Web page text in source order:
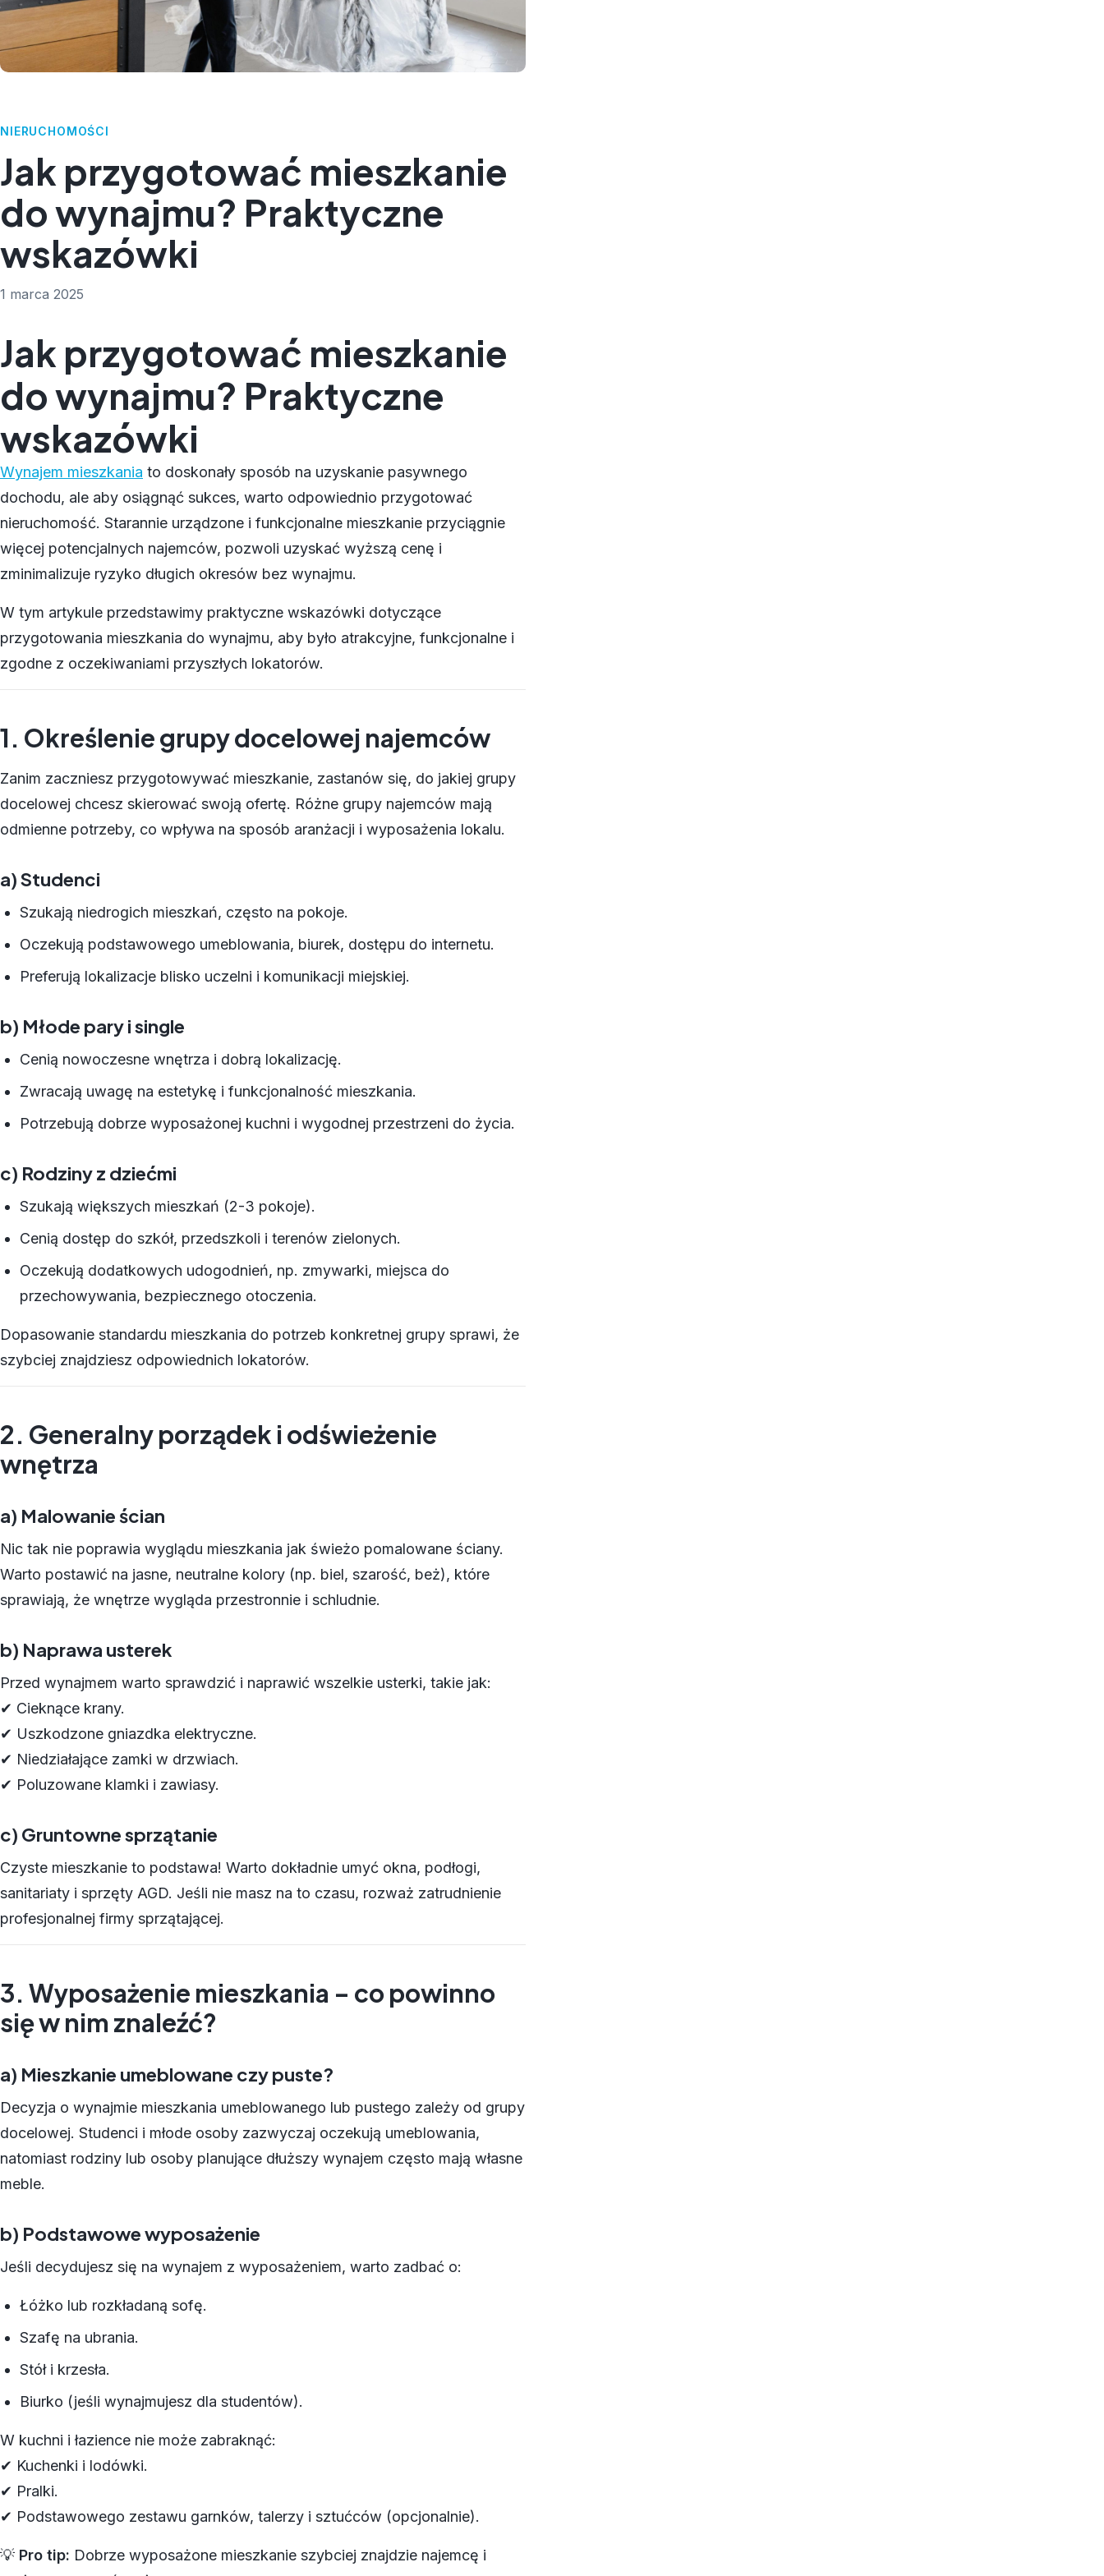
NIERUCHOMOŚCI
Jak przygotować mieszkanie
do wynajmu? Praktyczne
wskazówki
1 marca 2025
Jak przygotować mieszkanie
do wynajmu? Praktyczne
wskazówki
Wynajem mieszkania to doskonały sposób na uzyskanie pasywnego
dochodu, ale aby osiągnąć sukces, warto odpowiednio przygotować
nieruchomość. Starannie urządzone i funkcjonalne mieszkanie przyciągnie
więcej potencjalnych najemców, pozwoli uzyskać wyższą cenę i
zminimalizuje ryzyko długich okresów bez wynajmu.
W tym artykule przedstawimy praktyczne wskazówki dotyczące
przygotowania mieszkania do wynajmu, aby było atrakcyjne, funkcjonalne i
zgodne z oczekiwaniami przyszłych lokatorów.
1. Określenie grupy docelowej najemców
Zanim zaczniesz przygotowywać mieszkanie, zastanów się, do jakiej grupy
docelowej chcesz skierować swoją ofertę. Różne grupy najemców mają
odmienne potrzeby, co wpływa na sposób aranżacji i wyposażenia lokalu.
a) Studenci
Szukają niedrogich mieszkań, często na pokoje.
Oczekują podstawowego umeblowania, biurek, dostępu do internetu.
Preferują lokalizacje blisko uczelni i komunikacji miejskiej.
b) Młode pary i single
Cenią nowoczesne wnętrza i dobrą lokalizację.
Zwracają uwagę na estetykę i funkcjonalność mieszkania.
Potrzebują dobrze wyposażonej kuchni i wygodnej przestrzeni do życia.
c) Rodziny z dziećmi
Szukają większych mieszkań (2-3 pokoje).
Cenią dostęp do szkół, przedszkoli i terenów zielonych.
Oczekują dodatkowych udogodnień, np. zmywarki, miejsca do
przechowywania, bezpiecznego otoczenia.
Dopasowanie standardu mieszkania do potrzeb konkretnej grupy sprawi, że
szybciej znajdziesz odpowiednich lokatorów.
2. Generalny porządek i odświeżenie
wnętrza
a) Malowanie ścian
Nic tak nie poprawia wyglądu mieszkania jak świeżo pomalowane ściany.
Warto postawić na jasne, neutralne kolory (np. biel, szarość, beż), które
sprawiają, że wnętrze wygląda przestronnie i schludnie.
b) Naprawa usterek
Przed wynajmem warto sprawdzić i naprawić wszelkie usterki, takie jak:
✔ Cieknące krany.
✔ Uszkodzone gniazdka elektryczne.
✔ Niedziałające zamki w drzwiach.
✔ Poluzowane klamki i zawiasy.
c) Gruntowne sprzątanie
Czyste mieszkanie to podstawa! Warto dokładnie umyć okna, podłogi,
sanitariaty i sprzęty AGD. Jeśli nie masz na to czasu, rozważ zatrudnienie
profesjonalnej firmy sprzątającej.
3. Wyposażenie mieszkania – co powinno
się w nim znaleźć?
a) Mieszkanie umeblowane czy puste?
Decyzja o wynajmie mieszkania umeblowanego lub pustego zależy od grupy
docelowej. Studenci i młode osoby zazwyczaj oczekują umeblowania,
natomiast rodziny lub osoby planujące dłuższy wynajem często mają własne
meble.
b) Podstawowe wyposażenie
Jeśli decydujesz się na wynajem z wyposażeniem, warto zadbać o:
Łóżko lub rozkładaną sofę.
Szafę na ubrania.
Stół i krzesła.
Biurko (jeśli wynajmujesz dla studentów).
W kuchni i łazience nie może zabraknąć:
✔ Kuchenki i lodówki.
✔ Pralki.
✔ Podstawowego zestawu garnków, talerzy i sztućców (opcjonalnie).
💡 Pro tip: Dobrze wyposażone mieszkanie szybciej znajdzie najemcę i